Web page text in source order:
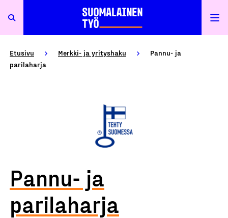
Etusivu Merkki- ja yrityshaku
Pannu- ja
parilaharja
Pannu- ja
parilaharja